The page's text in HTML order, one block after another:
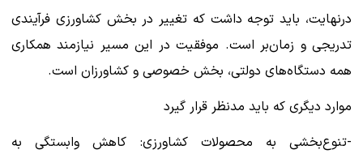
درنهایت، باید توجه داشت که تغییر در بخش کشاورزی فرآیندی
تدریجی و زمان‌بر است. موفقیت در این مسیر نیازمند همکاری
همه دستگاه‌های دولتی، بخش خصوصی و کشاورزان است.
موارد دیگری که باید مدنظر قرار گیرد
-تنوع‌بخشی به محصولات کشاورزی: کاهش وابستگی به